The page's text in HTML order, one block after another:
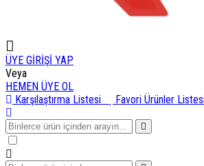
ÜYE GİRİŞİ YAP
Veya
HEMEN ÜYE OL
Karşılaştırma Listesi
Favori Ürünler